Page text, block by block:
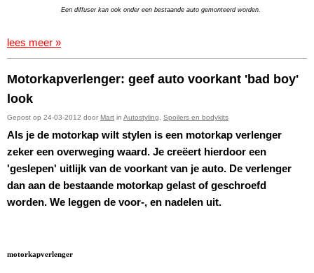
Een diffuser kan ook onder een bestaande auto gemonteerd worden.
lees meer »
Motorkapverlenger: geef auto voorkant 'bad boy'
look
Gepost op 24-03-2012 door Mart in Autostyling Spoilers en bodykits
Als je de motorkap wilt stylen is een motorkap verlenger
zeker een overweging waard. Je creëert hierdoor een
'geslepen' uitlijk van de voorkant van je auto. De verlenger
dan aan de bestaande motorkap gelast of geschroefd
worden. We leggen de voor-, en nadelen uit.
motorkapverlenger